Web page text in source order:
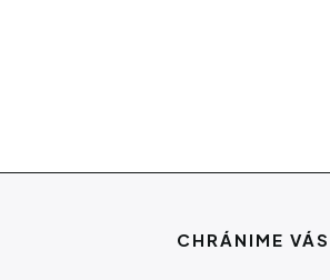
CHRÁNIME